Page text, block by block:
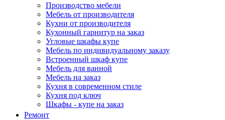
Производство мебели
Мебель от производителя
Кухни от производителя
Кухонный гарнитур на заказ
Угловые шкафы купе
Мебель по индивидуальному заказу
Встроенный шкаф купе
Мебель для ванной
Мебель на заказ
Кухня в современном стиле
Кухня под ключ
Шкафы - купе на заказ
Ремонт